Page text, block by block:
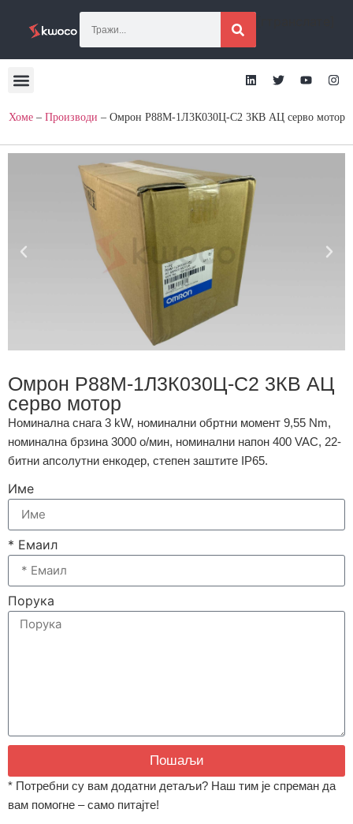
Хоме – Производи – Омрон Р88М-1Л3К030Ц-С2 3КВ АЦ серво мотор
Омрон Р88М-1Л3К030Ц-С2 3КВ АЦ
серво мотор
Номинална снага 3 kW, номинални обртни момент 9,55 Nm,
номинална брзина 3000 о/мин, номинални напон 400 VAC, 22-
битни апсолутни енкодер, степен заштите IP65.
Име
* Емаил
Порука
Пошаљи
* Потребни су вам додатни детаљи? Наш тим је спреман да
вам помогне – само питајте!